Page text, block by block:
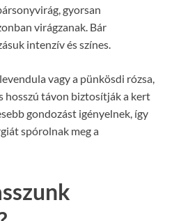
gyorsan
virágzanak. Bár
intenzív és színes.
vagy a pünkösdi rózsa,
hosszú távon biztosítják a kert
gondozást igényelnek, így
spórolnak meg a